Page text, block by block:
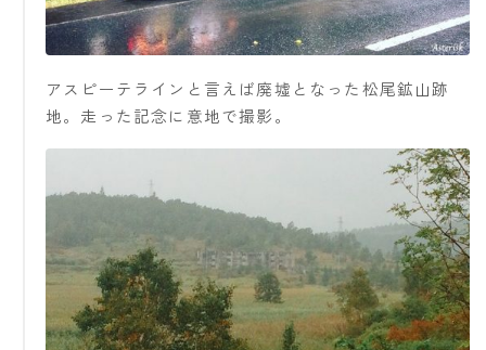
アスピーテラインと言えば廃墟となった松尾鉱山跡
地。走った記念に意地で撮影。